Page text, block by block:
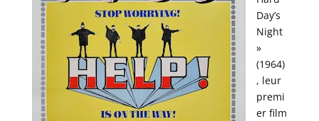
Day’s
Night
»
(1964)
, leur
premi
er film